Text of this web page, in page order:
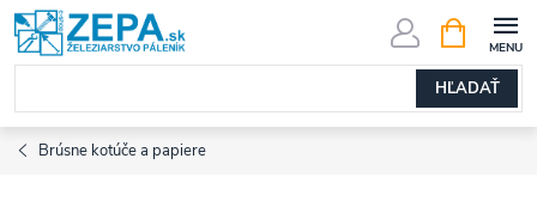
Prejsť
na
obsah
HĽADAŤ
KOŠÍK
Brúsne kotúče a papiere